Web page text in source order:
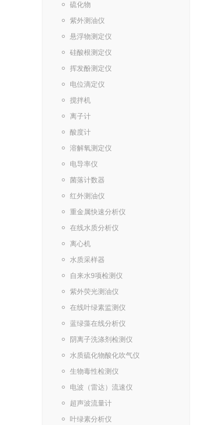
硫化物
紫外测油仪
悬浮物测定仪
硅酸根测定仪
挥发酚测定仪
电位滴定仪
搅拌机
离子计
酸度计
溶解氧测定仪
电导率仪
菌落计数器
红外测油仪
重金属快速分析仪
在线水质分析仪
离心机
水质采样器
自来水9项检测仪
紫外荧光测油仪
在线叶绿素监测仪
蓝绿藻在线分析仪
阴离子洗涤剂检测仪
水质硫化物酸化吹气仪
生物毒性检测仪
电波（雷达）流速仪
超声波流量计
叶绿素分析仪